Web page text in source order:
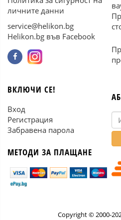
личните данни
service@helikon.bg
Helikon.bg във Facebook
ВКЛЮЧИ СЕ!
Вход
Регистрация
Забравена парола
МЕТОДИ ЗА ПЛАЩАНЕ
Copyright © 2000-